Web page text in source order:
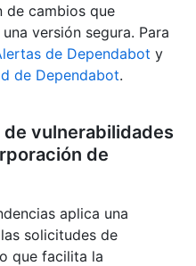
de cambios que
versión segura. Para
de Dependabot y
de Dependabot.
vulnerabilidades
de
aplica una
solicitudes de
que facilita la